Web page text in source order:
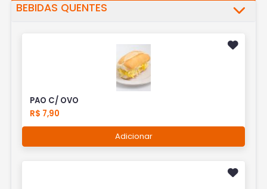
BEBIDAS QUENTES
PAO C/ OVO
R$ 7,90
Adicionar